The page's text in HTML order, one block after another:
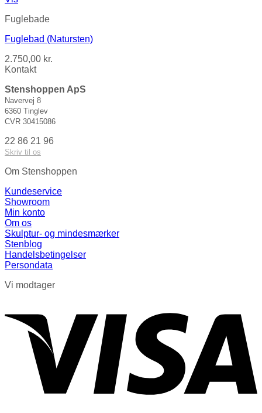
Fuglebade
Fuglebad (Natursten)
2.750,00 kr.
Kontakt
Stenshoppen ApS
Navervej 8
6360 Tinglev
CVR 30415086
22 86 21 96
Skriv til os
Om Stenshoppen
Kundeservice
Showroom
Min konto
Om os
Skulptur- og mindesmærker
Stenblog
Handelsbetingelser
Persondata
Vi modtager